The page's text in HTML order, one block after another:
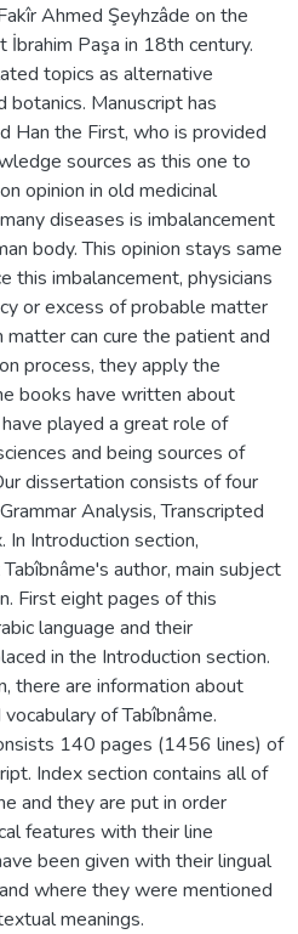
Ahmed Şeyhzâde on the
Paşa in 18th century.
topics as alternative
botanics. Manuscript has
Han the First, who is provided
sources as this one to
opinion in old medicinal
diseases is imbalancement
body. This opinion stays same
this imbalancement, physicians
or excess of probable matter
can cure the patient and
process, they apply the
books have written about
played a great role of
and being sources of
dissertation consists of four
Analysis, Transcripted
In Introduction section,
author, main subject
First eight pages of this
language and their
in the Introduction section.
there are information about
of Tabîbnâme.
140 pages (1456 lines) of
Index section contains all of
and they are put in order
features with their line
been given with their lingual
where they were mentioned
meanings.